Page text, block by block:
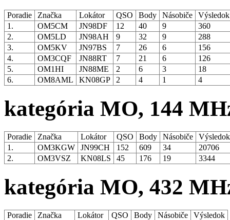
Poradie Značka Lokátor QSO Body Násobiče
1.
OM5CM JN98DF 12 40 9
360
2.
OM5LD JN98AH 9 32 9
288
3.
OM5KV JN97BS 7 26 6
156
4.
OM3CQF JN88RT 7 21 6
126
5.
OM1HI JN88ME 2 6 3
18
6.
OM8AML KN08GP 2 4 1 4
kategória MO, 144
Poradie Značka Lokátor QSO Body Násobiče
1.
OM3KGW JN99CH 152 609 34
20706
2.
OM3VSZ KN08LS 45 176 19 3344
kategória MO, 432
Poradie Značka Lokátor QSO Body Násobiče
Výsledok